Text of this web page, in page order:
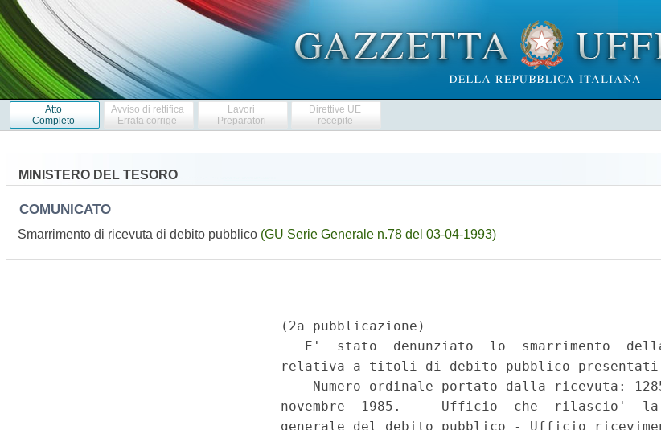
Atto
Completo
Avviso di rettifica
Errata corrige
Lavori
Preparatori
Direttive UE
recepite
MINISTERO DEL TESORO
COMUNICATO
Smarrimento di ricevuta di debito pubblico (GU Serie Generale n.78 del 03-04-1993)